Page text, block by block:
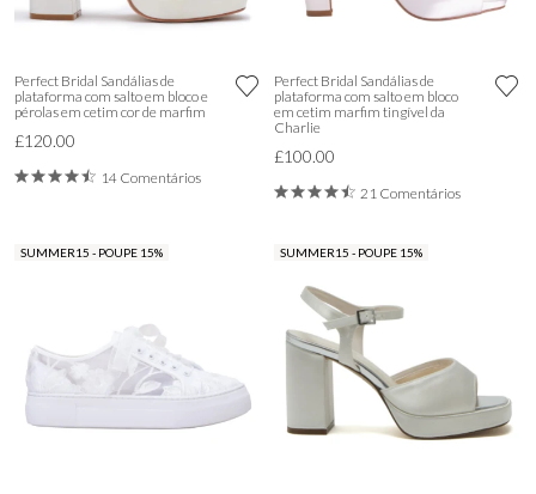
Perfect Bridal Sandálias de
plataforma com salto em bloco e
pérolas em cetim cor de marfim
£120.00
14 Comentários
Perfect Bridal Sandálias de
plataforma com salto em bloco
em cetim marfim tingível da
Charlie
£100.00
21 Comentários
SUMMER15 - POUPE 15% SUMMER15 - POUPE 15%